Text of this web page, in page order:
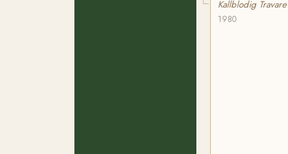
Kallblodig Travare
1980